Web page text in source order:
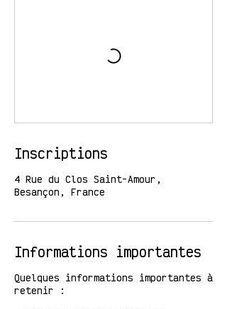
Inscriptions
4 Rue du Clos Saint-Amour,
Besançon, France
Informations importantes
Quelques informations importantes à
retenir :